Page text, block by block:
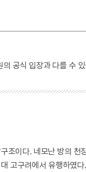
공식 입장과 다를 수
조이다. 네모난 방의 천
고구려에서 유행하였다